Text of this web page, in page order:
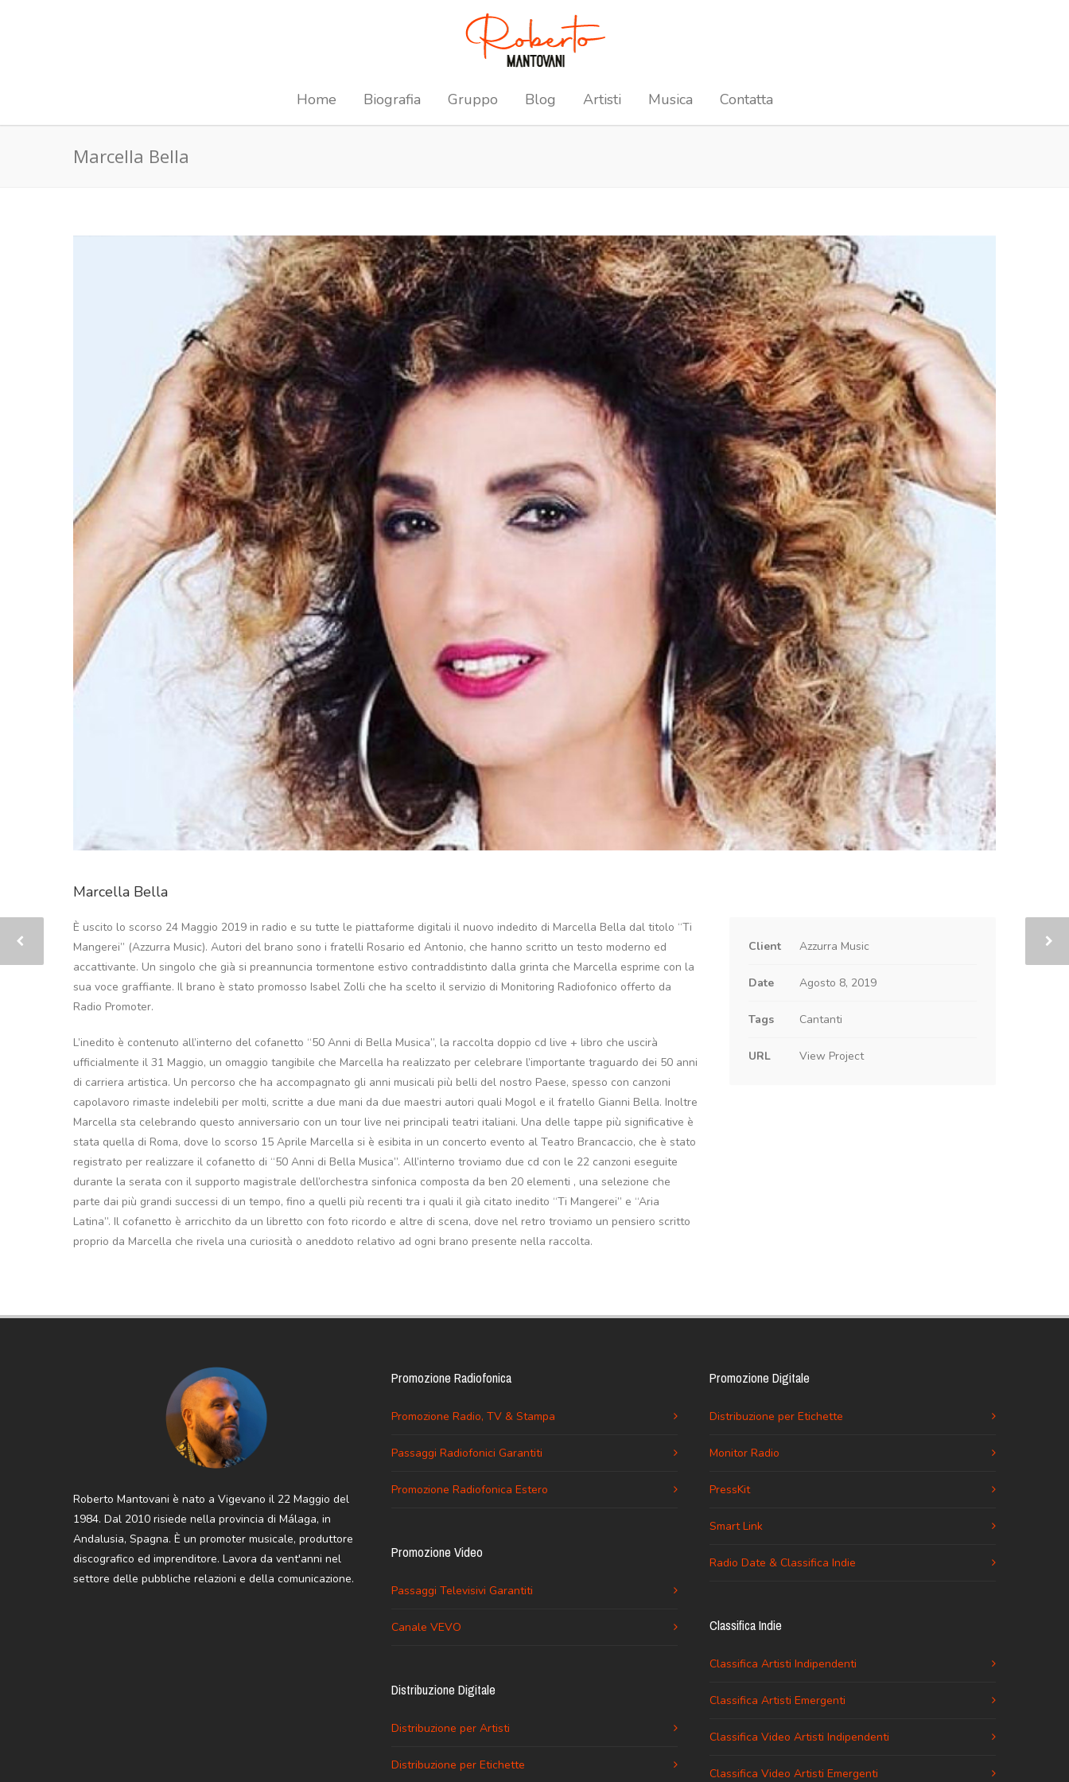
Home Biografia Gruppo Blog Artisti Musica Contatta
Marcella Bella
Marcella Bella
È uscito lo scorso 24 Maggio 2019 in radio e su tutte le piattaforme digitali il nuovo indedito di Marcella Bella dal titolo “Ti
Mangerei” (Azzurra Music). Autori del brano sono i fratelli Rosario ed Antonio, che hanno scritto un testo moderno ed
accattivante. Un singolo che già si preannuncia tormentone estivo contraddistinto dalla grinta che Marcella esprime con la
sua voce graffiante. Il brano è stato promosso Isabel Zolli che ha scelto il servizio di Monitoring Radiofonico offerto da
Radio Promoter.
L’inedito è contenuto all’interno del cofanetto “50 Anni di Bella Musica”, la raccolta doppio cd live + libro che uscirà
ufficialmente il 31 Maggio, un omaggio tangibile che Marcella ha realizzato per celebrare l’importante traguardo dei 50 anni
di carriera artistica. Un percorso che ha accompagnato gli anni musicali più belli del nostro Paese, spesso con canzoni
capolavoro rimaste indelebili per molti, scritte a due mani da due maestri autori quali Mogol e il fratello Gianni Bella. Inoltre
Marcella sta celebrando questo anniversario con un tour live nei principali teatri italiani. Una delle tappe più significative è
stata quella di Roma, dove lo scorso 15 Aprile Marcella si è esibita in un concerto evento al Teatro Brancaccio, che è stato
registrato per realizzare il cofanetto di “50 Anni di Bella Musica”. All’interno troviamo due cd con le 22 canzoni eseguite
durante la serata con il supporto magistrale dell’orchestra sinfonica composta da ben 20 elementi , una selezione che
parte dai più grandi successi di un tempo, fino a quelli più recenti tra i quali il già citato inedito “Ti Mangerei” e “Aria
Latina”. Il cofanetto è arricchito da un libretto con foto ricordo e altre di scena, dove nel retro troviamo un pensiero scritto
proprio da Marcella che rivela una curiosità o aneddoto relativo ad ogni brano presente nella raccolta.
Client Azzurra Music
Date Agosto 8, 2019
Tags Cantanti
URL View Project
Roberto Mantovani è nato a Vigevano il 22 Maggio del
1984. Dal 2010 risiede nella provincia di Málaga, in
Andalusia, Spagna. È un promoter musicale, produttore
discografico ed imprenditore. Lavora da vent'anni nel
settore delle pubbliche relazioni e della comunicazione.
Promozione Radiofonica
Promozione Radio, TV & Stampa
Passaggi Radiofonici Garantiti
Promozione Radiofonica Estero
Promozione Video
Passaggi Televisivi Garantiti
Canale VEVO
Distribuzione Digitale
Distribuzione per Artisti
Distribuzione per Etichette
Promozione Digitale
Distribuzione per Etichette
Monitor Radio
PressKit
Smart Link
Radio Date & Classifica Indie
Classifica Indie
Classifica Artisti Indipendenti
Classifica Artisti Emergenti
Classifica Video Artisti Indipendenti
Classifica Video Artisti Emergenti